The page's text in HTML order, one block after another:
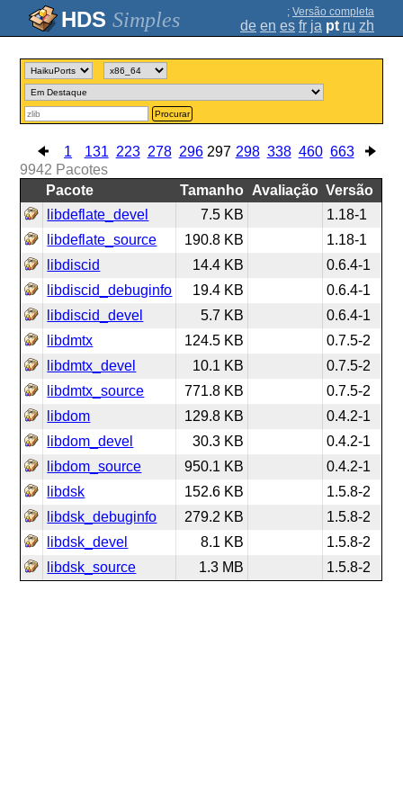
Simples ; Versão completa
de en es fr ja pt ru zh
Procurar
1 131 223 278 296 297 298 338 460 663
9942 Pacotes
Pacote
Tamanho Avaliação Versão
libdeflate_devel
7.5 KB
1.18-1
libdeflate_source
190.8 KB
1.18-1
libdiscid
14.4 KB
0.6.4-1
libdiscid_debuginfo
19.4 KB
0.6.4-1
libdiscid_devel
5.7 KB
0.6.4-1
libdmtx
124.5 KB
0.7.5-2
libdmtx_devel
10.1 KB
0.7.5-2
libdmtx_source
771.8 KB
0.7.5-2
libdom
129.8 KB
0.4.2-1
libdom_devel
30.3 KB
0.4.2-1
libdom_source
950.1 KB
0.4.2-1
libdsk
152.6 KB
1.5.8-2
libdsk_debuginfo
279.2 KB
1.5.8-2
libdsk_devel
8.1 KB
1.5.8-2
libdsk_source
1.3 MB 1.5.8-2